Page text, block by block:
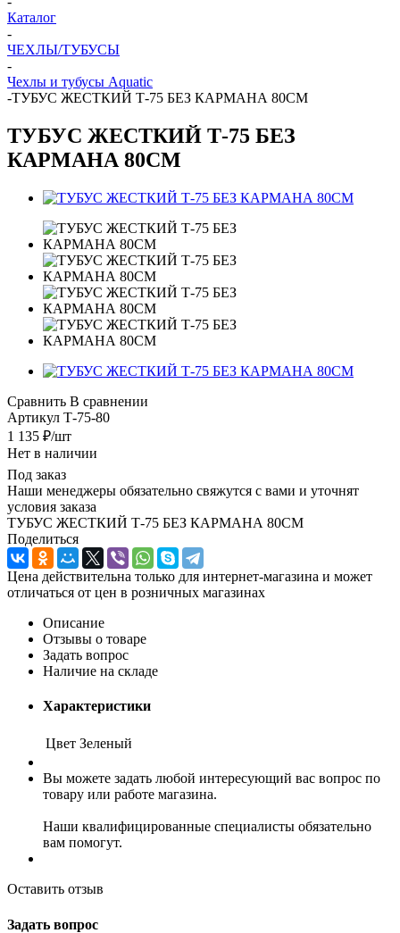
Каталог
-
ЧЕХЛЫ/ТУБУСЫ
-
Чехлы и тубусы Aquatic
-ТУБУС ЖЕСТКИЙ Т-75 БЕЗ КАРМАНА 80СМ
ТУБУС ЖЕСТКИЙ Т-75 БЕЗ
КАРМАНА 80СМ
Сравнить В сравнении
Артикул Т-75-80
1 135 ₽/шт
Нет в наличии
Под заказ
Наши менеджеры обязательно свяжутся с вами и уточнят
условия заказа
ТУБУС ЖЕСТКИЙ Т-75 БЕЗ КАРМАНА 80СМ
Поделиться
Цена действительна только для интернет-магазина и может
отличаться от цен в розничных магазинах
Описание
Отзывы о товаре
Задать вопрос
Наличие на складе
Характеристики
Цвет Зеленый
Вы можете задать любой интересующий вас вопрос по
товару или работе магазина.
Наши квалифицированные специалисты обязательно
вам помогут.
Оставить отзыв
Задать вопрос